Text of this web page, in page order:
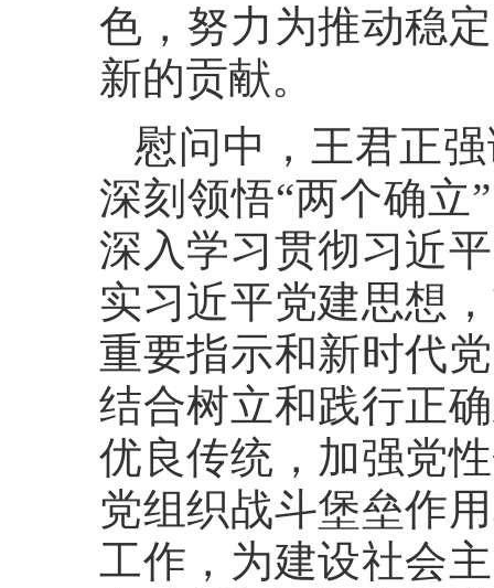
色，努力为推动稳
新的贡献。
慰问中，王君正
深刻领悟“两个确立
深入学习贯彻习近
实习近平党建思想
重要指示和新时代
结合树立和践行正
优良传统，加强党
党组织战斗堡垒作
工作，为建设社会